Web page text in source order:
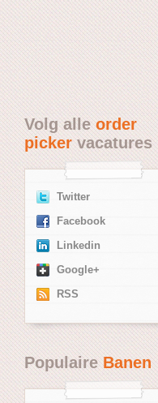
Volg alleorder
pickervacatures
Twitter
Facebook
Linkedin
Google+
RSS
PopulaireBanen